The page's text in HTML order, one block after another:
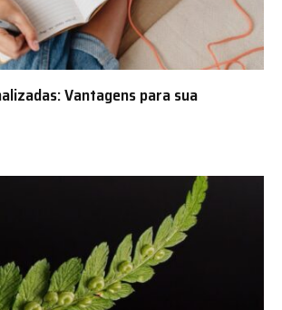
Vantagens para sua